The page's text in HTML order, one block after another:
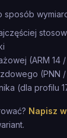
(ARM 14 /
(PNN /
(dla profilu
Napisz